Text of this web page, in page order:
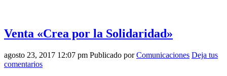
Venta «Crea por la Solidaridad»
agosto 23, 2017 12:07 pm Publicado porComunicaciones Deja tus
comentarios